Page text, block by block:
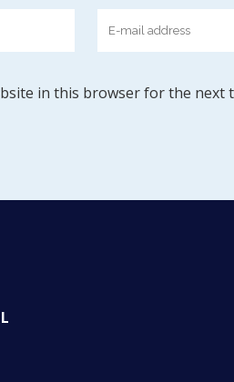
in this browser for the next